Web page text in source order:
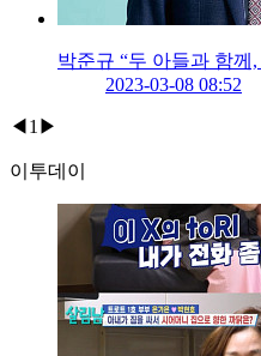
박준규 “두 아들과 함께
2023-03-08 08:52
◀ 1 ▶
이투데이